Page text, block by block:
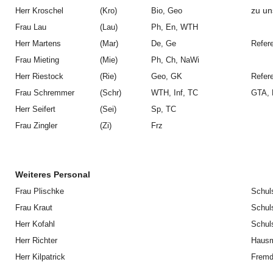
Herr Kroschel
(Kro) Bio, Geo zu
Frau Lau (Lau)
Ph, En, WTH
Herr Martens
(Mar) De, Ge
Frau Mieting
(Mie)
Ph, Ch, NaWi
Herr Riestock
(Rie) Geo, GK
Frau Schremmer
(Schr) WTH, Inf, TC
GTA,
Herr Seifert
(Sei)
Sp, TC
Frau Zingler
(Zi) Frz
Weiteres Personal
Frau Plischke
Frau Kraut
Herr Kofahl
Herr Richter
Herr Kilpatrick